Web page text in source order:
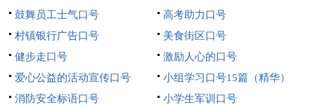
鼓舞员工士气口号
高考助力口号
村镇银行广告口号
美食街区口号
健步走口号
激励人心的口号
爱心公益的活动宣传口号
小组学习口号15篇（精华）
消防安全标语口号
小学生军训口号